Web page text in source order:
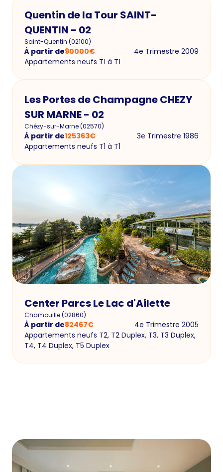
Quentin de la Tour SAINT-
QUENTIN - 02
Saint-Quentin (02100)
À partir de90000€
4e Trimestre 2009
Appartements neufs T1 à T1
Les Portes de Champagne CHEZY
SUR MARNE - 02
Chézy-sur-Marne(02570)
À partir de125363€
3e Trimestre 1986
Appartements neufs T1 à T1
Center Parcs Le Lac d'Ailette
Chamouille(02860)
À partir de82467€
4e Trimestre 2005
Appartements neufs T2, T2 Duplex, T3, T3 Duplex,
T4, T4 Duplex, T5 Duplex